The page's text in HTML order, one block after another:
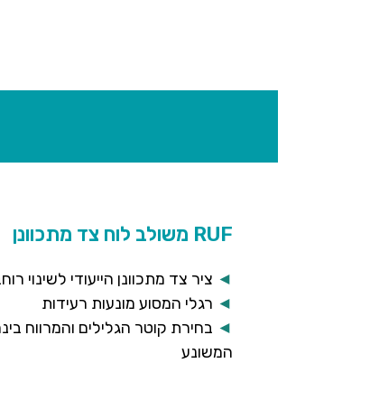
RUF משולב לוח צד מתכוונן
◄ ציר צד מתכוונן הייעודי לשינוי
◄ רגלי המסוע מונעות רעידות
◄ בחירת קוטר הגלילים והמרווח
המשונע